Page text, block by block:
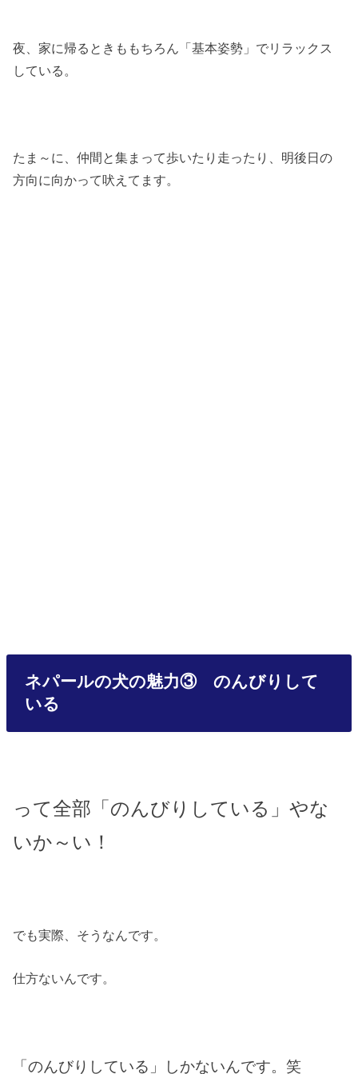
夜、家に帰るときももちろん「基本姿勢」でリラックス
している。
たま～に、仲間と集まって歩いたり走ったり、明後日の
方向に向かって吠えてます。
ネパールの犬の魅力③ のんびりして
いる
って全部「のんびりしている」やな
いか～い！
でも実際、そうなんです。
仕方ないんです。
「のんびりしている」しかないんです。笑